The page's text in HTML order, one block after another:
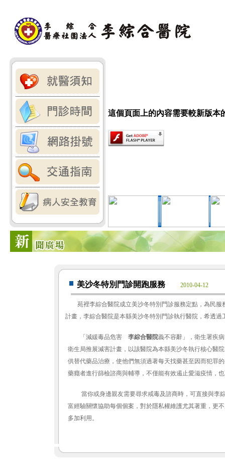
這個頁面上的內容需要較新版本
美沙冬特別門診開跑服務 2010-04-12
苑裡李綜合醫院成立美沙冬特別門診服務定點，為民服
計畫，李綜合醫院是本縣美沙冬特別門診執行醫院，希透
「減緩毒品危害 李綜合醫院義不容辭」，衛生署疾
衛生局推展減害計畫，以該醫院為本縣美沙冬執行核心醫
供替代藥品治療，使他們無須過著每天找藥甚至因而犯罪
藥癮者進行篩檢諮商與輔導，不僅能有效遏止愛滋疫情，
當你或身邊親友需要尋求戒毒及諮商時，可直接與李綜
富經驗關懷協助每個個案，對於隱私權維護尤其著重，更
多加利用。